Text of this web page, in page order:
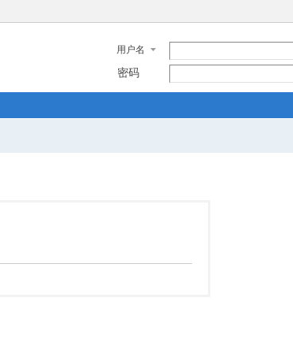
用户名
密码